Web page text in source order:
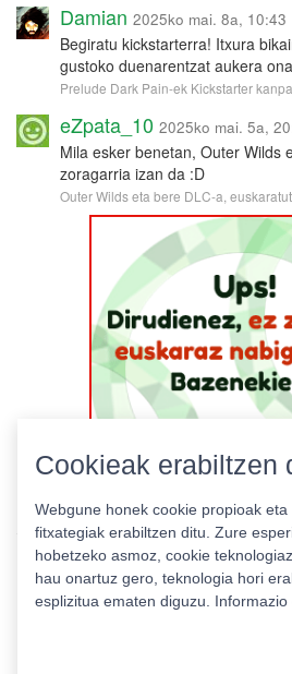
Damian 2025ko mai. 8a, 10:43
Begiratu kickstarterra! Itxura
gustoko duenarentzat aukera
Prelude Dark Pain-ek Kickstarter
eZpata_10 2025ko mai. 5a,
Mila esker benetan, Outer Wilds
zoragarria izan da :D
Outer Wilds eta bere DLC-a,
Cookieak erabiltzen
Webgune honek cookie propioak
fitxategiak erabiltzen ditu. Zure
hobetzeko asmoz, cookie
hau onartuz gero, teknologia hori
esplizitua ematen diguzu. Informazio